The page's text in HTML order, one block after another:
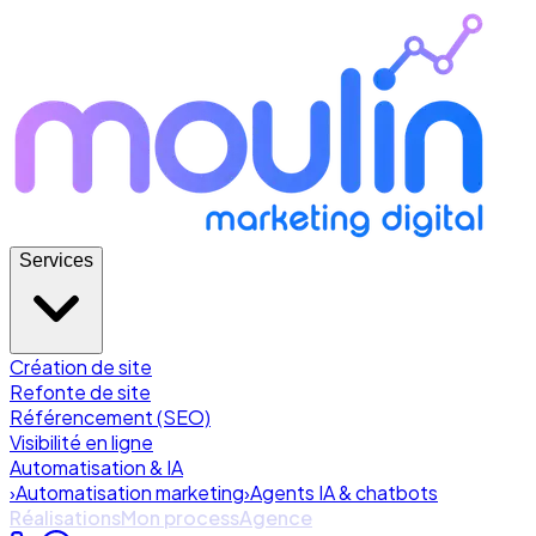
Services
Création de site
Refonte de site
Référencement (SEO)
Visibilité en ligne
Automatisation & IA
›Automatisation marketing›Agents IA & chatbots
RéalisationsMon processAgence